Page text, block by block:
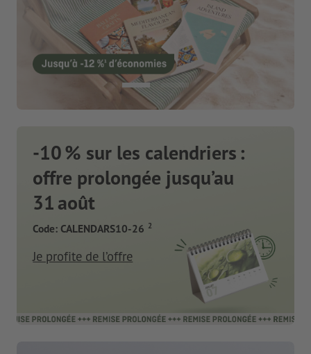
-10 % sur les calendriers :
offre prolongée jusqu’au
31 août
Code: CALENDARS10-26 2
Je profite de l’offre